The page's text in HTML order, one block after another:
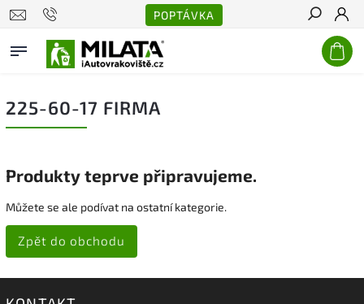
POPTÁVKA
Hledat
225-60-17 FIRMA
Produkty teprve připravujeme.
Můžete se ale podívat na ostatní kategorie.
Zpět do obchodu